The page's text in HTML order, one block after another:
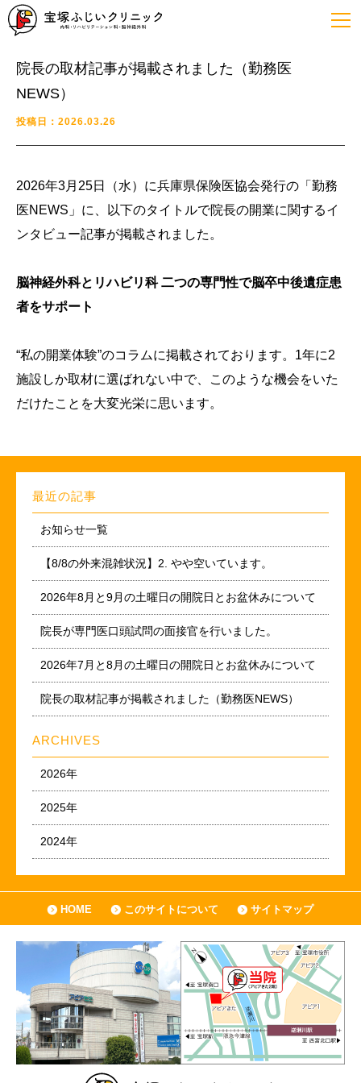
院長の取材記事が掲載されました（勤務医
NEWS）
投稿日：2026.03.26
2026年3月25日（水）に兵庫県保険医協会発行の「勤務
医NEWS」に、以下のタイトルで院長の開業に関するイ
ンタビュー記事が掲載されました。
脳神経外科とリハビリ科 二つの専門性で脳卒中後遺症患
者をサポート
“私の開業体験”のコラムに掲載されております。1年に2
施設しか取材に選ばれない中で、このような機会をいた
だけたことを大変光栄に思います。
最近の記事
お知らせ一覧
【8/8の外来混雑状況】2. やや空いています。
2026年8月と9月の土曜日の開院日とお盆休みについて
院長が専門医口頭試問の面接官を行いました。
2026年7月と8月の土曜日の開院日とお盆休みについて
院長の取材記事が掲載されました（勤務医NEWS）
ARCHIVES
2026年
2025年
2024年
HOME このサイトについて サイトマップ